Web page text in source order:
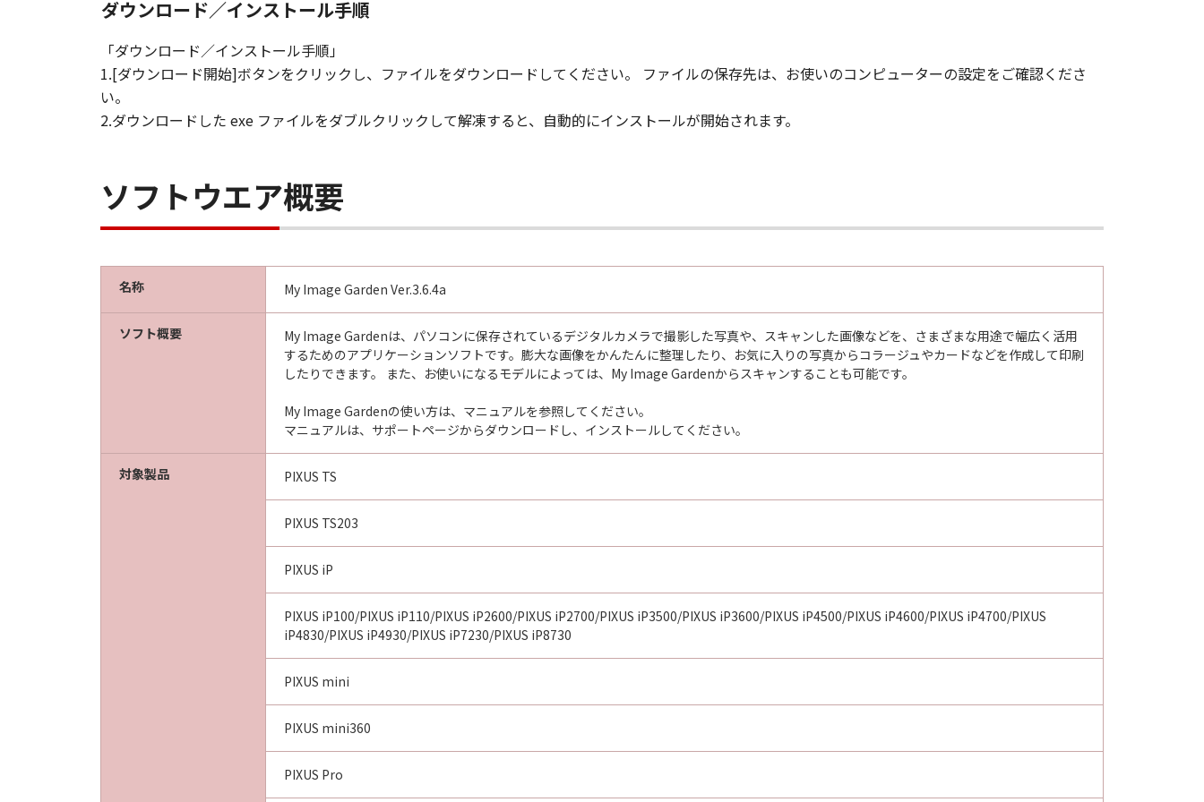
ダウンロード／インストール手順
「ダウンロード／インストール手順」
1.[ダウンロード開始]ボタンをクリックし、ファイルをダウンロードしてください。 ファイルの保存先は、お使いのコンピューターの設定をご確認くださ
い。
2.ダウンロードした exe ファイルをダブルクリックして解凍すると、自動的にインストールが開始されます。
ソフトウエア概要
名称 My Image Garden Ver.3.6.4a
ソフト概要
My Image Gardenは、パソコンに保存されているデジタルカメラで撮影した写真や、スキャンした画像などを、さまざまな用途で幅広く活用
するためのアプリケーションソフトです。膨大な画像をかんたんに整理したり、お気に入りの写真からコラージュやカードなどを作成して印刷
したりできます。 また、お使いになるモデルによっては、My Image Gardenからスキャンすることも可能です。
My Image Gardenの使い方は、マニュアルを参照してください。
マニュアルは、サポートページからダウンロードし、インストールしてください。
対象製品 PIXUS TS
PIXUS TS203
PIXUS iP
PIXUS iP100/PIXUS iP110/PIXUS iP2600/PIXUS iP2700/PIXUS iP3500/PIXUS iP3600/PIXUS iP4500/PIXUS iP4600/PIXUS iP4700/PIXUS
iP4830/PIXUS iP4930/PIXUS iP7230/PIXUS iP8730
PIXUS mini
PIXUS mini360
PIXUS Pro